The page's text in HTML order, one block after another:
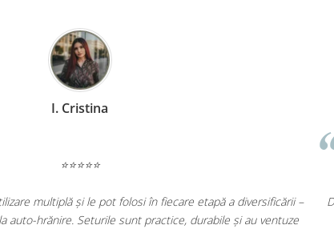
D. Mircea
⭐⭐⭐⭐⭐
Appekids Upp. Este rezistent, versatil, usor si pliabil. L-
usor in portbajul masinii si nici la aeroport nu am avut